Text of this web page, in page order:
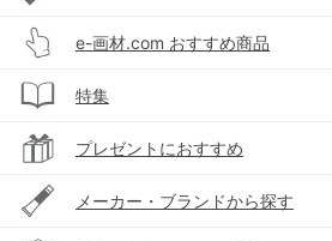
e-画材.com おすすめ商品
特集
プレゼントにおすすめ
メーカー・ブランドから探す